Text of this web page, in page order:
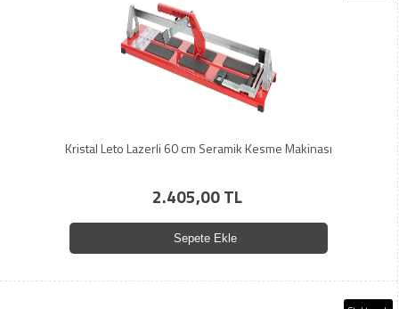
Kristal Leto Lazerli 60 cm Seramik Kesme Makinası
2.405,00 TL
Sepete Ekle